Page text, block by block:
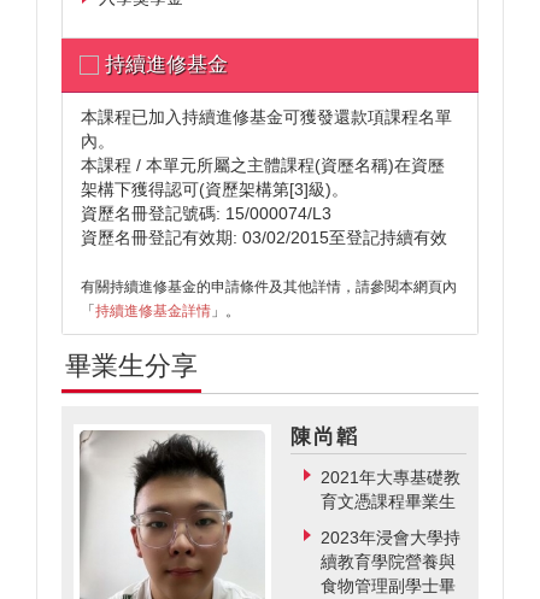
持續進修基金
本課程已加入持續進修基金可獲發還款項課程名單
內。
本課程 / 本單元所屬之主體課程(資歷名稱)在資歷
架構下獲得認可(資歷架構第[3]級)。
資歷名冊登記號碼: 15/000074/L3
資歷名冊登記有效期: 03/02/2015至登記持續有效
有關持續進修基金的申請條件及其他詳情，請參閱本網頁內
「持續進修基金詳情 」。
畢業生分享
陳尚韜
2021年大專基礎教
育文憑課程畢業生
2023年浸會大學持
續教育學院營養與
食物管理副學士畢